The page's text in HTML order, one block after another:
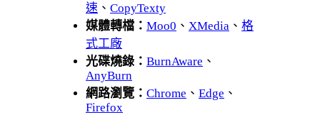
速 、 CopyTexty
媒體轉檔： Moo0 、 XMedia 、 格
式工廠
光碟燒錄： BurnAware 、
AnyBurn
網路瀏覽： Chrome 、 Edge 、
Firefox